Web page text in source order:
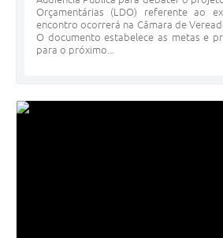
Orçamentárias (LDO) referente ao
encontro ocorrerá na Câmara de
O documento estabelece as metas e
para o próximo...